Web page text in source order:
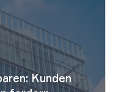
Kunden